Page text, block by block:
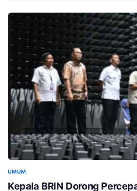
UMUM
Kepala BRIN Dorong